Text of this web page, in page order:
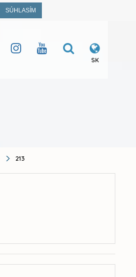
SÚHLASÍM
SK
213